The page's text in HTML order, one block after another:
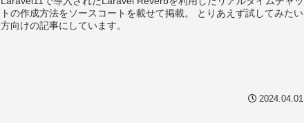
トの作成方法をソースコートを載せて掲載。 とりあえず試してみたい
方向けの記事にしています。
2024.04.01